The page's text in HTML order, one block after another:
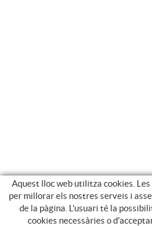
Aquest lloc web utilitza cookies.
per millorar els nostres serveis i
de la pàgina. L'usuari té la
cookies necessàries o